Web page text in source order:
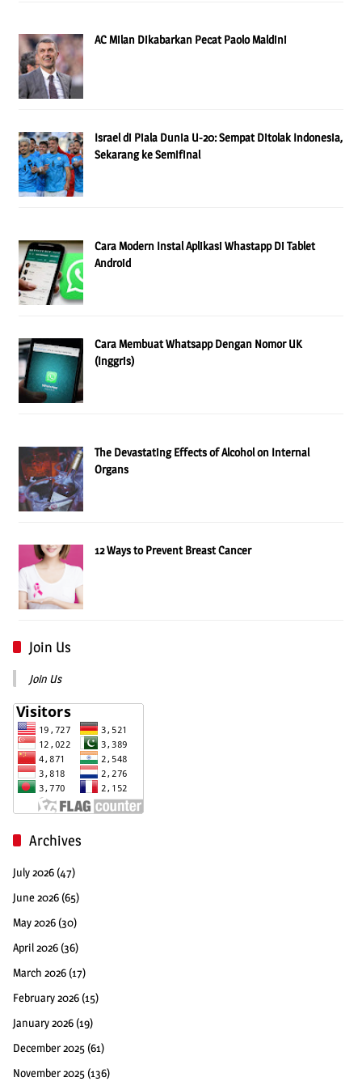
AC Milan Dikabarkan Pecat Paolo Maldini
Israel di Piala Dunia U-20: Sempat Ditolak Indonesia,
Sekarang ke Semifinal
Cara Modern Instal Aplikasi Whastapp Di Tablet
Android
Cara Membuat Whatsapp Dengan Nomor UK
(Inggris)
The Devastating Effects of Alcohol on Internal
Organs
12 Ways to Prevent Breast Cancer
Join Us
Join Us
Archives
July 2026 (47)
June 2026 (65)
May 2026 (30)
April 2026 (36)
March 2026 (17)
February 2026 (15)
January 2026 (19)
December 2025 (61)
November 2025 (136)